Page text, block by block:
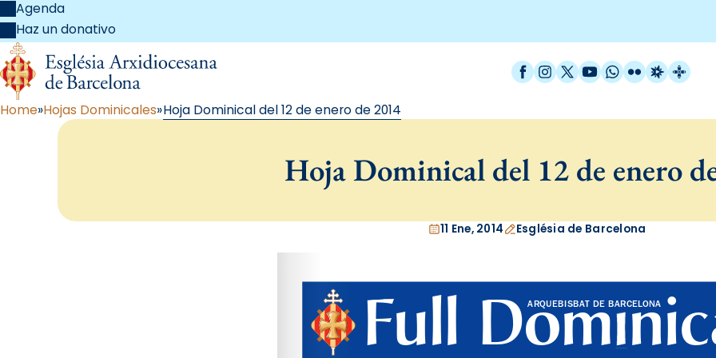
Agenda
Haz un donativo
Facebook
Instagram
X / Twitter
YouTube
WhatsApp
FlickrRadio
Home Hojas Dominicales Hoja Dominical del 12 de enero de 2014
Hoja Dominical del 12 de enero
11 Ene, 2014 Església de Barcelona